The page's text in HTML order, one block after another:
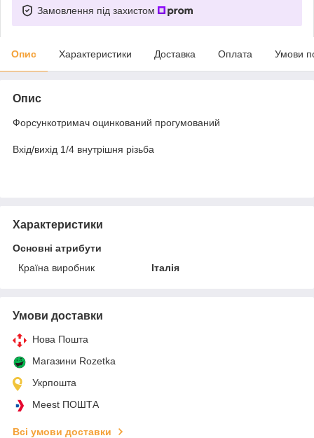
Замовлення під захистом
Опис Характеристики Доставка Оплата Умови
Опис
Форсункотримач оцинкований прогумований
Вхід/вихід 1/4 внутрішня різьба
Характеристики
Основні атрибути
Країна виробник
Італія
Умови доставки
Нова Пошта
Магазини Rozetka
Укрпошта
Meest ПОШТА
Всі умови доставки